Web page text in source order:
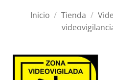
Inicio / Tienda /